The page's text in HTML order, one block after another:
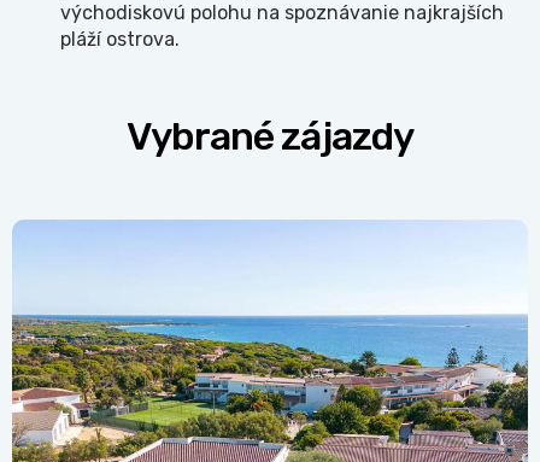
východiskovú polohu na spoznávanie najkrajších
pláží ostrova.
Vybrané zájazdy